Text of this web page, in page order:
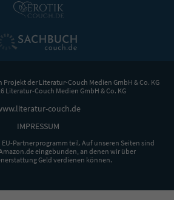
Projekt der Literatur-Couch Medien GmbH & Co. KG
Literatur-Couch Medien GmbH & Co. KG
couch.de
IMPRESSUM
Partnerprogramm teil. Auf unseren Seiten sind
eingebunden, an denen wir über
Geld verdienen können.